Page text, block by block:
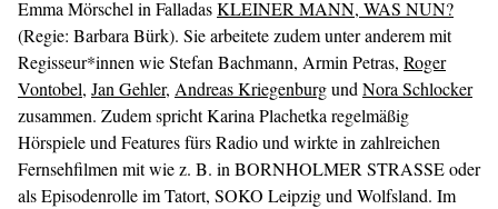
Emma Mörschel in FalladasKLEINER MANN, WAS NUN?
(Regie: Barbara Bürk). Sie arbeitete zudem unter anderem mit
Regisseur*innen wie Stefan Bachmann, Armin Petras, Roger
Vontobel, Jan Gehler, Andreas Kriegenburgund Nora Schlocker
zusammen. Zudem spricht Karina Plachetka regelmäßig
Hörspiele und Features fürs Radio und wirkte in zahlreichen
Fernsehfilmen mit wie z. B. in BORNHOLMER STRASSE oder
als Episodenrolle im Tatort, SOKO Leipzig und Wolfsland. Im